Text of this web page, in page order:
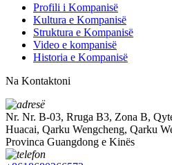
Profili i Kompanisë
Kultura e Kompanisë
Struktura e Kompanisë
Video e kompanisë
Historia e Kompanisë
Na Kontaktoni
Nr. Nr. B-03, Rruga B3, Zona B,
Huacai, Qarku Wengcheng, Qarku
Provinca Guangdong e Kinës